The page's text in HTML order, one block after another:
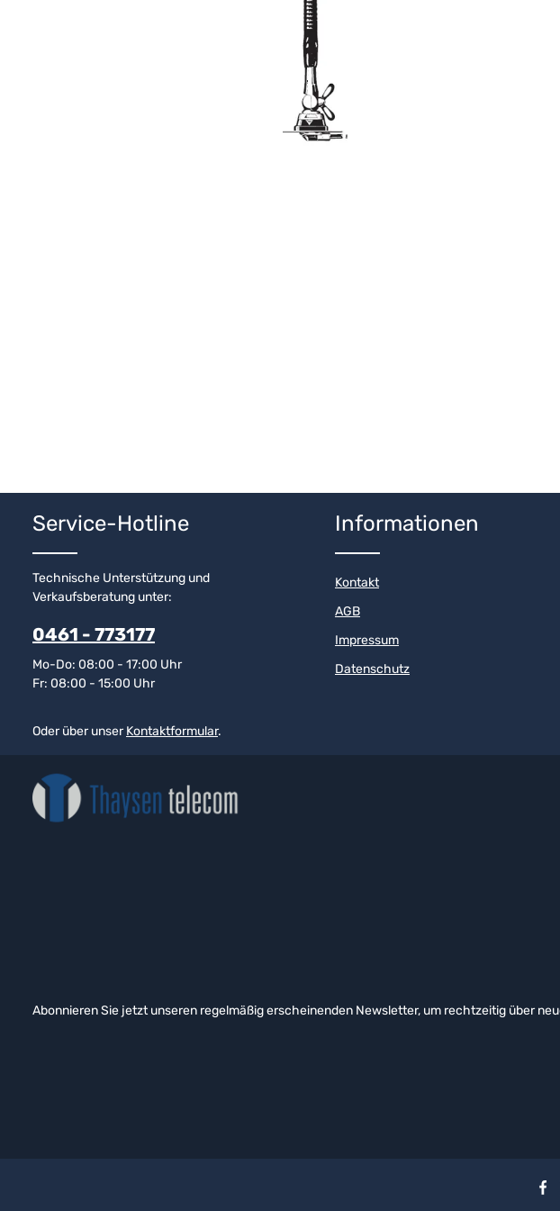
Service-Hotline
Technische Unterstützung und
Verkaufsberatung unter:
0461 - 773177
Mo-Do: 08:00 - 17:00 Uhr
Fr: 08:00 - 15:00 Uhr
Oder über unserKontaktformular.
Informationen
Kontakt
AGB
Impressum
Datenschutz
Abonnieren Sie jetzt unseren regelmäßig erscheinenden Newsletter, um rechtzeitig über